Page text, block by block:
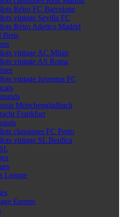
Rétro FC Barcelone
vintage Sevilla FC
Rétro Atletico Madrid
Betis
vintage AC Milan
vintage AS Roma
vintage Juventus FC
Mönchengladbach
Frankfurt
classiques FC Porto
vintage SL Benfica
League
Europe